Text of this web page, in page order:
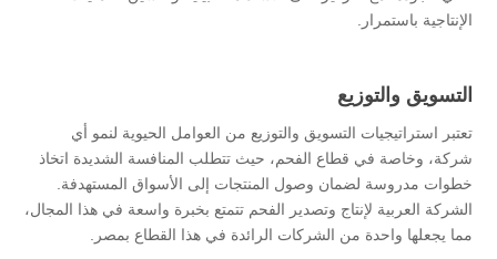
الإنتاجية باستمرار.
التسويق والتوزيع
تعتبر استراتيجيات التسويق والتوزيع من العوامل الحيوية لنمو أي
شركة، وخاصة في قطاع الفحم، حيث تتطلب المنافسة الشديدة اتخاذ
خطوات مدروسة لضمان وصول المنتجات إلى الأسواق المستهدفة.
الشركة العربية لإنتاج وتصدير الفحم تتمتع بخبرة واسعة في هذا المجال،
مما يجعلها واحدة من الشركات الرائدة في هذا القطاع بمصر.